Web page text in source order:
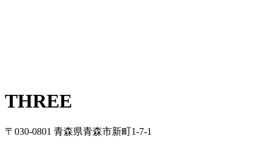
THREE
〒030-0801 青森県青森市新町1-7-1